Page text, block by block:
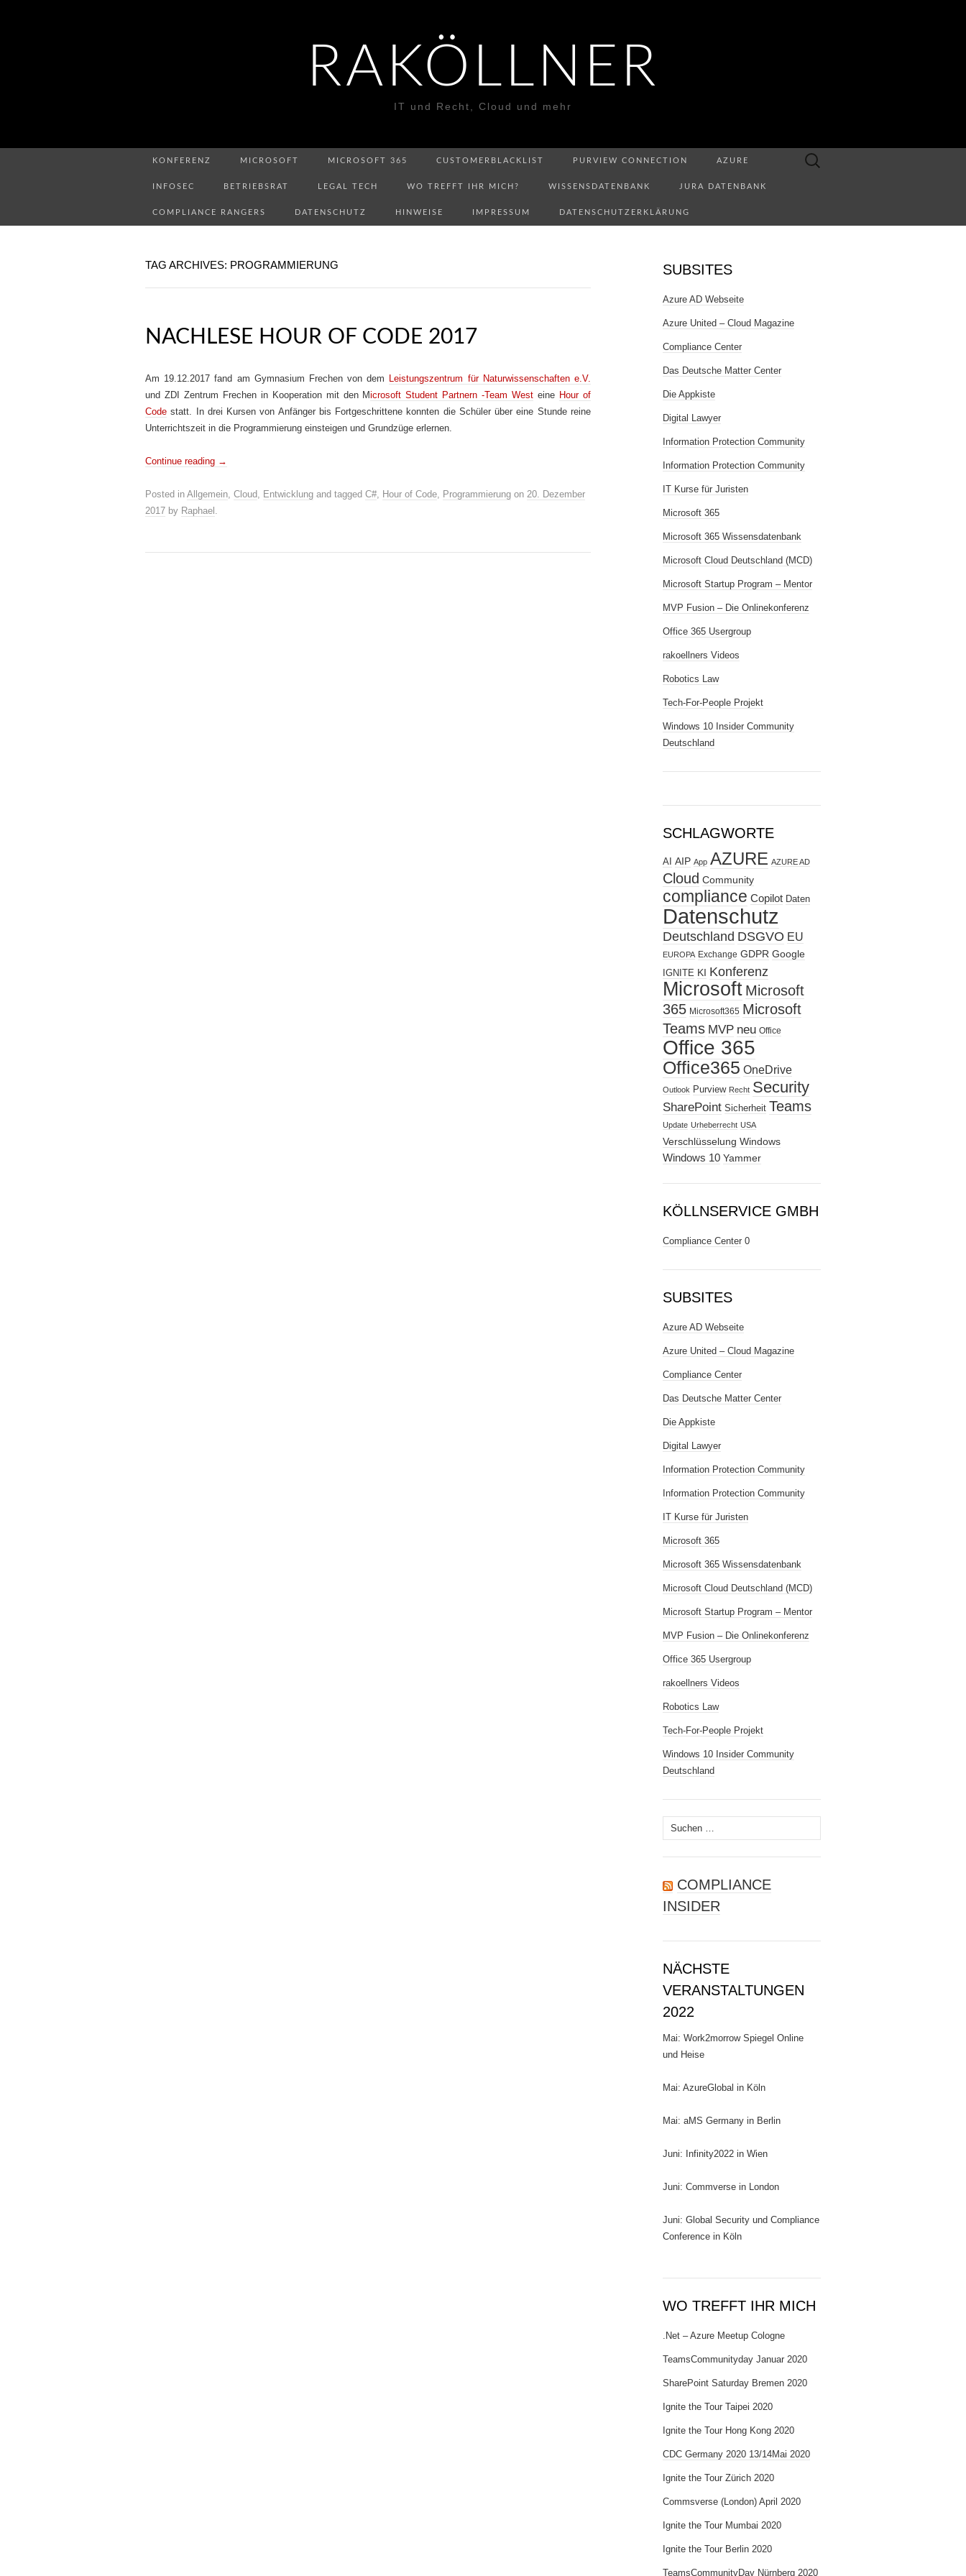
RAKÖLLNER
IT und Recht, Cloud und mehr
KONFERENZ MICROSOFT MICROSOFT 365 CUSTOMERBLACKLIST PURVIEW CONNECTION AZURE
INFOSEC BETRIEBSRAT LEGAL TECH WO TREFFT IHR MICH? WISSENSDATENBANK JURA DATENBANK
COMPLIANCE RANGERS DATENSCHUTZ HINWEISE IMPRESSUM DATENSCHUTZERKLÄRUNG
Suchen
TAG ARCHIVES: PROGRAMMIERUNG
NACHLESE HOUR OF CODE 2017
Am 19.12.2017 fand am Gymnasium Frechen von dem Leistungszentrum für Naturwissenschaften e.V.
und ZDI Zentrum Frechen in Kooperation mit den Microsoft Student Partnern -Team West eine Hour of
Code statt. In drei Kursen von Anfänger bis Fortgeschrittene konnten die Schüler über eine Stunde reine
Unterrichtszeit in die Programmierung einsteigen und Grundzüge erlernen.
Continue reading →
Posted in Allgemein, Cloud, Entwicklung and tagged C#, Hour of Code, Programmierung on 20. Dezember
2017 by Raphael .
SUBSITES
Azure AD Webseite
Azure United – Cloud Magazine
Compliance Center
Das Deutsche Matter Center
Die Appkiste
Digital Lawyer
Information Protection Community
Information Protection Community
IT Kurse für Juristen
Microsoft 365
Microsoft 365 Wissensdatenbank
Microsoft Cloud Deutschland (MCD)
Microsoft Startup Program – Mentor
MVP Fusion – Die Onlinekonferenz
Office 365 Usergroup
rakoellners Videos
Robotics Law
Tech-For-People Projekt
Windows 10 Insider Community
Deutschland
SCHLAGWORTE
AI AIP App AZURE AZURE AD
Cloud Community
compliance Copilot Daten
Datenschutz
Deutschland DSGVO EU
EUROPA Exchange GDPR Google
IGNITE KI Konferenz
Microsoft Microsoft
365 Microsoft365 Microsoft
Teams MVP neu Office
Office 365
Office365 OneDrive
Outlook Purview Recht Security
SharePoint Sicherheit Teams
Update Urheberrecht USA
Verschlüsselung Windows
Windows 10 Yammer
KÖLLNSERVICE GMBH
Compliance Center 0
SUBSITES
Azure AD Webseite
Azure United – Cloud Magazine
Compliance Center
Das Deutsche Matter Center
Die Appkiste
Digital Lawyer
Information Protection Community
Information Protection Community
IT Kurse für Juristen
Microsoft 365
Microsoft 365 Wissensdatenbank
Microsoft Cloud Deutschland (MCD)
Microsoft Startup Program – Mentor
MVP Fusion – Die Onlinekonferenz
Office 365 Usergroup
rakoellners Videos
Robotics Law
Tech-For-People Projekt
Windows 10 Insider Community
Deutschland
Suchen
nach:
COMPLIANCE
INSIDER
NÄCHSTE
VERANSTALTUNGEN
2022
Mai: Work2morrow Spiegel Online
und Heise
Mai: AzureGlobal in Köln
Mai: aMS Germany in Berlin
Juni: Infinity2022 in Wien
Juni: Commverse in London
Juni: Global Security und Compliance
Conference in Köln
WO TREFFT IHR MICH
.Net – Azure Meetup Cologne
TeamsCommunityday Januar 2020
SharePoint Saturday Bremen 2020
Ignite the Tour Taipei 2020
Ignite the Tour Hong Kong 2020
CDC Germany 2020 13/14Mai 2020
Ignite the Tour Zürich 2020
Commsverse (London) April 2020
Ignite the Tour Mumbai 2020
Ignite the Tour Berlin 2020
TeamsCommunityDay Nürnberg 2020